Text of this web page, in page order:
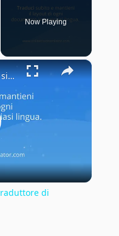
Now Playing
×
Doc Translator: Come si usa il traduttore di documenti?
di